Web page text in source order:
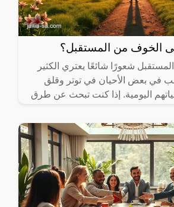
الخوف من المستقبل؟
شعورًا شائعًا يعتري الكثير
في بعض الأحيان في توتر وقلق
اليومية. إذا كنت تبحث عن طرق